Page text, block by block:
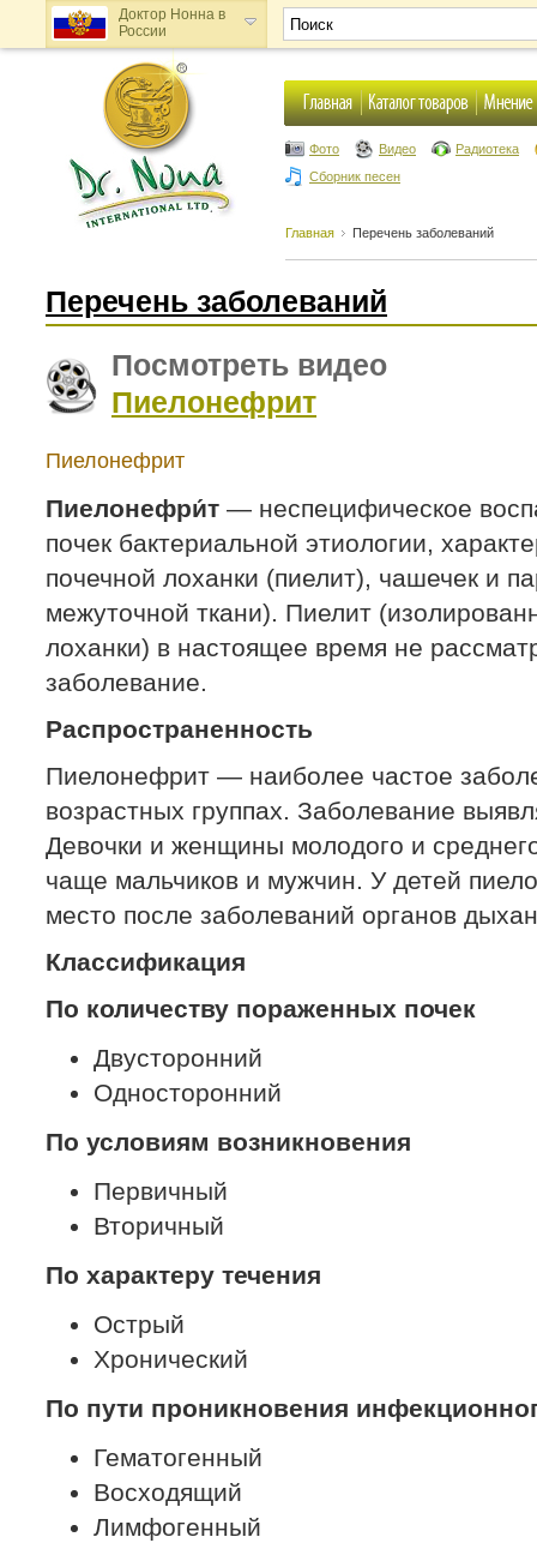
Доктор Нонна в
России
Доктор Нонна в
Украине
Фото Видео
Радиотека
Сборник песен
Главная Перечень заболеваний
Перечень заболеваний
Посмотреть видео
Пиелонефрит
Пиелонефрит
Пиелонефри́т — неспецифическое
почек бактериальной этиологии,
почечной лоханки (пиелит), чашечек и
межуточной ткани). Пиелит
лоханки) в настоящее время не
заболевание.
Распространенность
Пиелонефрит — наиболее частое
возрастных группах. Заболевание
Девочки и женщины молодого и
чаще мальчиков и мужчин. У детей
место после заболеваний органов
Классификация
По количеству пораженных почек
Двусторонний
Односторонний
По условиям возникновения
Первичный
Вторичный
По характеру течения
Острый
Хронический
По пути проникновения
Гематогенный
Восходящий
Лимфогенный